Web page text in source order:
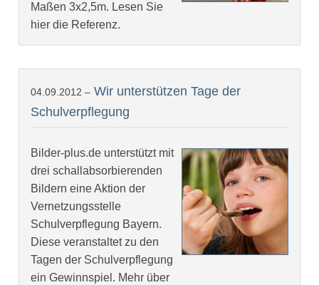
Maßen 3x2,5m. Lesen Sie
hier die Referenz.
04.09.2012 – Wir unterstützen Tage der
Schulverpflegung
Bilder-plus.de unterstützt mit
drei schallabsorbierenden
Bildern eine Aktion der
Vernetzungsstelle
Schulverpflegung Bayern.
Diese veranstaltet zu den
Tagen der Schulverpflegung
ein Gewinnspiel. Mehr über